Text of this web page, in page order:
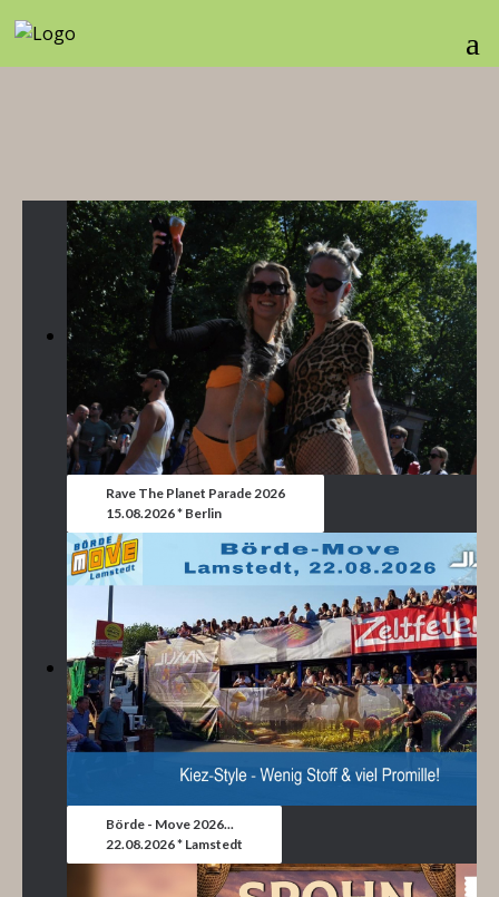
Rave The Planet Parade 2026
15.08.2026 * Berlin
Börde - Move 2026...
22.08.2026 * Lamstedt